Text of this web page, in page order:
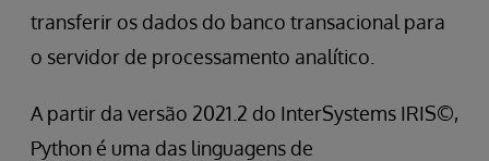
transferir os dados do banco transacional para
o servidor de processamento analítico.
A partir da versão 2021.2 do InterSystems IRIS©,
Python é uma das linguagens de